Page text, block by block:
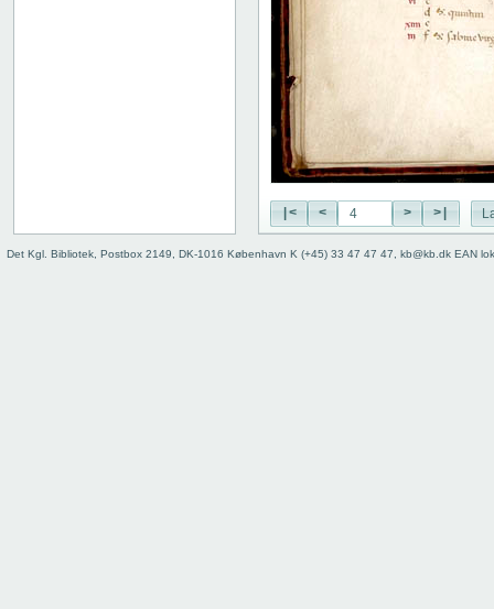
|< < > >|
Det Kgl. Bibliotek, Postbox 2149, DK-1016 København K (+45) 33 47 47 47, kb@kb.dk EAN